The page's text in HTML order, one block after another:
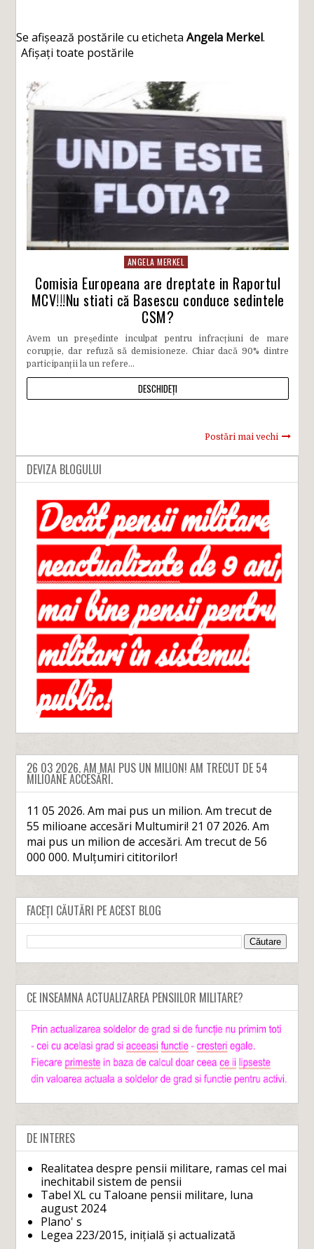
Se afișează postările cu etichetaAngela Merkel.
Afișați toate postările
ANGELA MERKEL
Comisia Europeana are dreptate in Raportul
MCV!!!Nu stiati că Basescu conduce sedintele
CSM?
Avem un președinte inculpat pentru infracțiuni de mare
corupție, dar refuză să demisioneze. Chiar dacă 90% dintre
participanții la un refere...
DESCHIDEȚI
Postări mai vechi
DEVIZA BLOGULUI
26 03 2026. AM MAI PUS UN MILION! AM TRECUT DE 54
MILIOANE ACCESĂRI.
11 05 2026. Am mai pus un milion. Am trecut de
55 milioane accesări Multumiri! 21 07 2026. Am
mai pus un milion de accesări. Am trecut de 56
000 000. Mulțumiri cititorilor!
FACEȚI CĂUTĂRI PE ACEST BLOG
CE INSEAMNA ACTUALIZAREA PENSIILOR MILITARE?
DE INTERES
Realitatea despre pensii militare, ramas cel mai
inechitabil sistem de pensii
Tabel XL cu Taloane pensii militare, luna
august 2024
Plano' s
Legea 223/2015, inițială și actualizată